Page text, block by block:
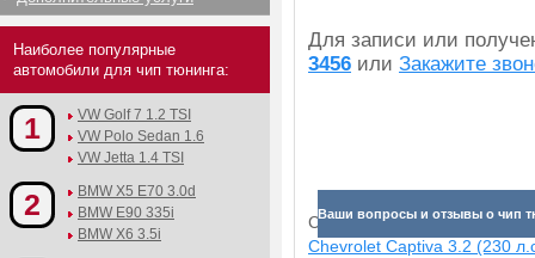
Для записи или
3456 или Закажите
Ваши вопросы и отзывы о чип
Смотрите прибавки для
Chevrolet Captiva 3.2 (230
Наиболее популярные
автомобили для чип тюнинга:
1
VW Golf 7 1.2 TSI
VW Polo Sedan 1.6
VW Jetta 1.4 TSI
2
BMW X5 E70 3.0d
BMW E90 335i
BMW X6 3.5i